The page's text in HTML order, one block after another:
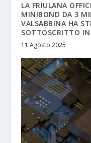
LA FRIULANA
MINIBOND DA 3
VALSABBINA HA
SOTTOSCRITTO
11 Agosto 2025